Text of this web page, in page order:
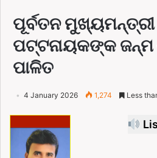
ପୂର୍ବତନ
ପଟ୍ଟନାୟକଙ୍କ ଜନ୍ମ
ପାଳିତ
4 January 2026 1,274 Less